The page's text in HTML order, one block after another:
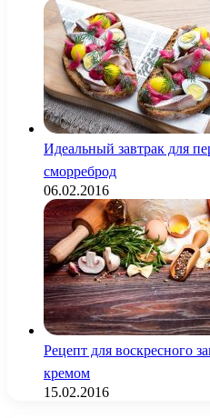
Идеальный завтрак для
сморреброд
06.02.2016
Рецепт для воскресного
кремом
15.02.2016